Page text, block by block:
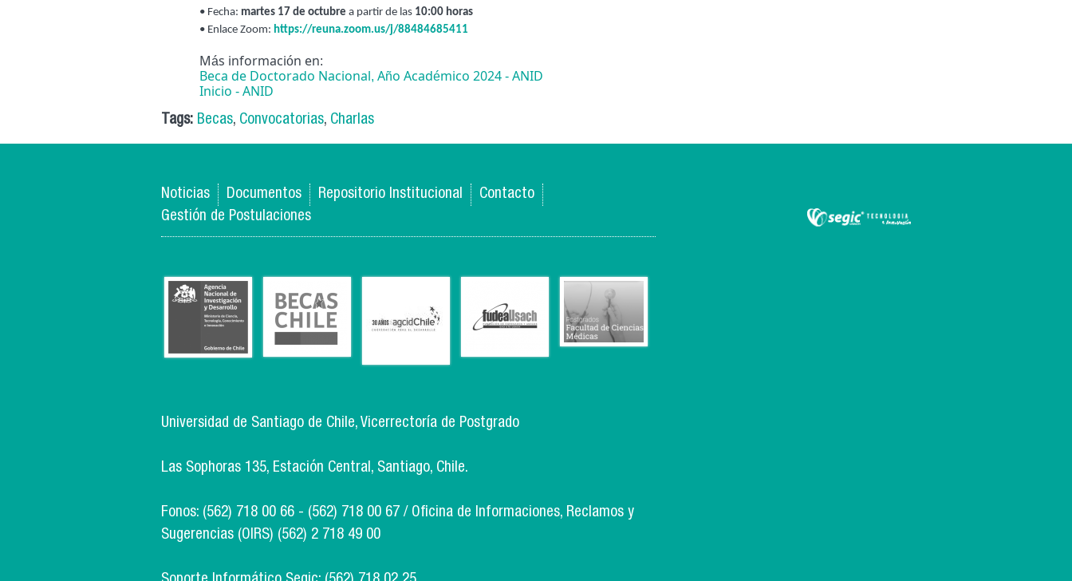
• Fecha: martes 17 de octubre a partir de las 10:00 horas
• Enlace Zoom: https://reuna.zoom.us/j/88484685411
Más información en:
Beca de Doctorado Nacional, Año Académico 2024 - ANID
Inicio - ANID
Tags: Becas, Convocatorias, Charlas
Noticias Documentos Repositorio Institucional
Contacto
Gestión de Postulaciones
Universidad de Santiago de Chile, Vicerrectoría de Postgrado
Las Sophoras 135, Estación Central, Santiago, Chile.
Fonos: (562) 718 00 66 - (562) 718 00 67 / Oficina de Informaciones, Reclamos y
Sugerencias (OIRS) (562) 2 718 49 00